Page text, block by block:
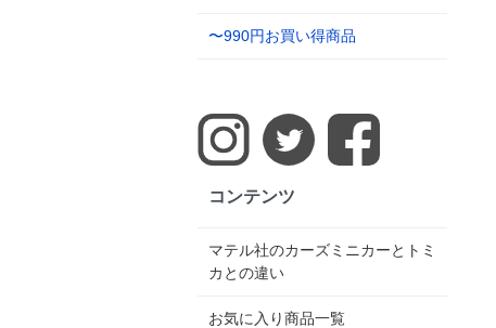
〜990円お買い得商品
コンテンツ
マテル社のカーズミニカーとトミ
カとの違い
お気に入り商品一覧